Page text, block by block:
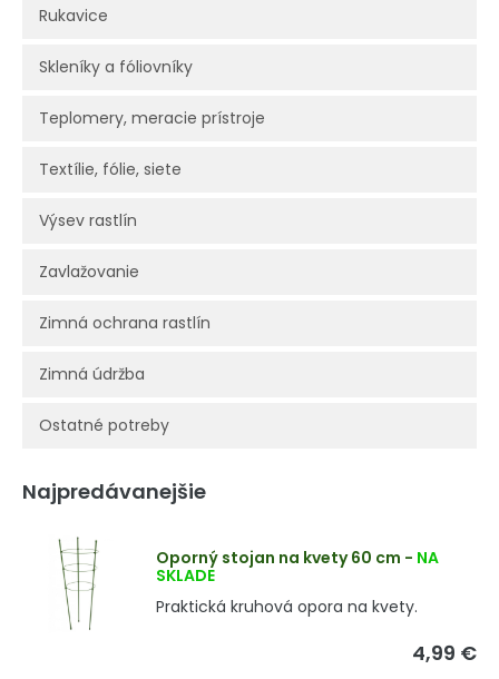
Rukavice
Skleníky a fóliovníky
Teplomery, meracie prístroje
Textílie, fólie, siete
Výsev rastlín
Zavlažovanie
Zimná ochrana rastlín
Zimná údržba
Ostatné potreby
Najpredávanejšie
Oporný stojan na kvety 60 cm - NA
SKLADE
Praktická kruhová opora na kvety.
4,99 €